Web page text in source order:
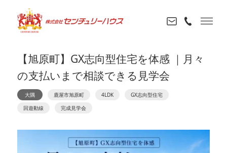
【旭原町】GX志向型住宅を体感 ｜月々
の支払いまで相談できる見学会
大隅 鹿屋市旭原町 4LDK
GX志向型住宅
回遊動線
完成見学会